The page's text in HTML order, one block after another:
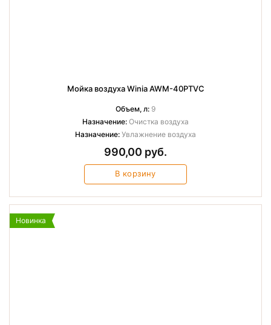
Мойка воздуха Winia AWM-40PTVC
Объем, л: 9
Назначение: Очистка воздуха
Назначение: Увлажнение воздуха
990,00 руб.
В корзину
Новинка